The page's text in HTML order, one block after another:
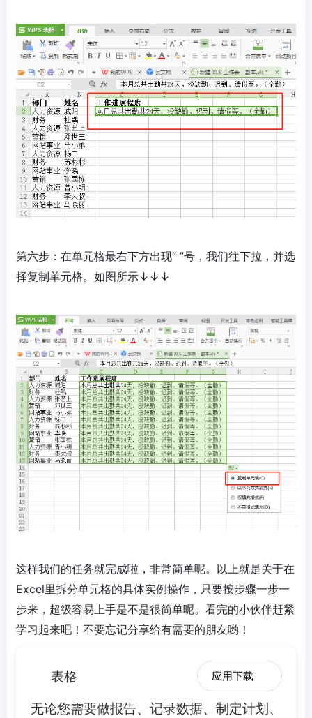
第六步：在单元格最右下方出现“ ”号，我们往下拉，并选
择复制单元格。如图所示↓↓↓
这样我们的任务就完成啦，非常简单呢。以上就是关于在
Excel里拆分单元格的具体实例操作，只要按步骤一步一
步来，超级容易上手是不是很简单呢。看完的小伙伴赶紧
学习起来吧！不要忘记分享给有需要的朋友哟！
表格 应用下载
无论您需要做报告、记录数据、制定计划、